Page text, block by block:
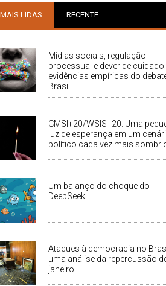
MAIS LIDAS RECENTE
Mídias sociais, regulação
processual e dever de cuidado:
evidências empíricas do
Brasil
CMSI+20/WSIS+20: Uma
luz de esperança em um
político cada vez mais
Um balanço do choque do
DeepSeek
Ataques à democracia no
uma análise da repercussão
janeiro